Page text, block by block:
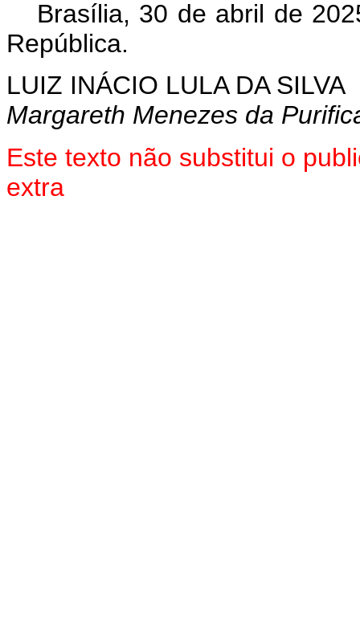
Brasília, 30 de abril de
República.
LUIZ INÁCIO LULA DA SILVA
Margareth Menezes da
Este texto não substitui o
extra